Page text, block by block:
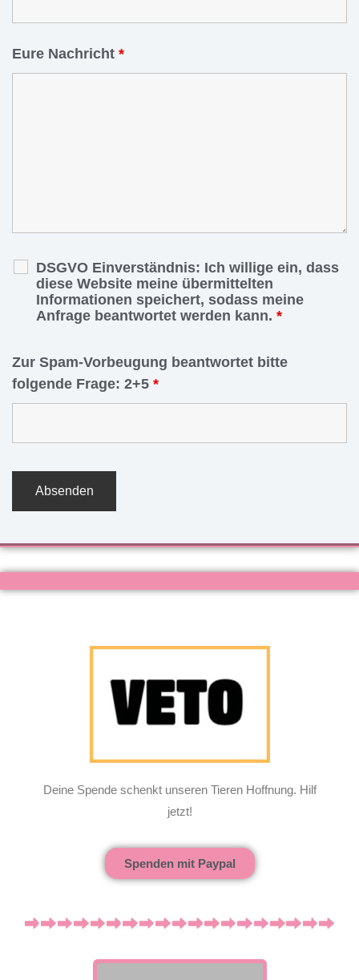
Eure Nachricht *
DSGVO Einverständnis: Ich willige ein, dass
diese Website meine übermittelten
Informationen speichert, sodass meine
Anfrage beantwortet werden kann. *
Zur Spam-Vorbeugung beantwortet bitte
folgende Frage: 2+5 *
Deine Spende schenkt unseren Tieren Hoffnung. Hilf
jetzt!
Spenden mit Paypal